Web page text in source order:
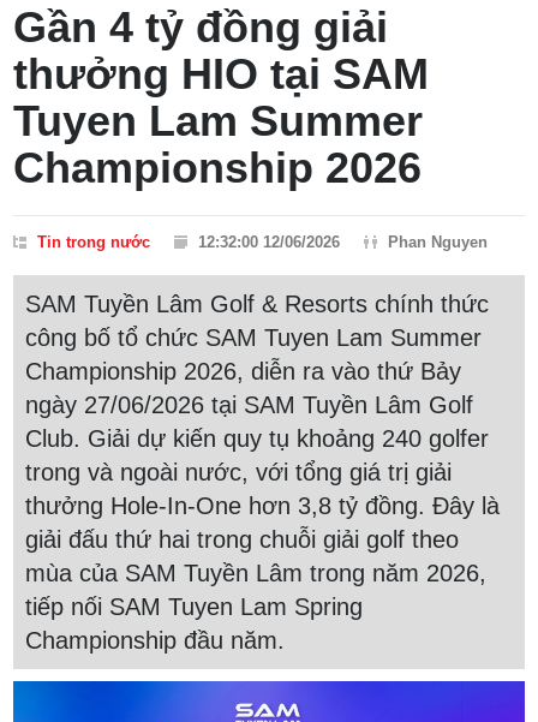
Gần 4 tỷ đồng giải
thưởng HIO tại SAM
Tuyen Lam Summer
Championship 2026
Tin trong nước 12:32:00 12/06/2026 Phan Nguyen
SAM Tuyền Lâm Golf & Resorts chính thức
công bố tổ chức SAM Tuyen Lam Summer
Championship 2026, diễn ra vào thứ Bảy
ngày 27/06/2026 tại SAM Tuyền Lâm Golf
Club. Giải dự kiến quy tụ khoảng 240 golfer
trong và ngoài nước, với tổng giá trị giải
thưởng Hole-In-One hơn 3,8 tỷ đồng. Đây là
giải đấu thứ hai trong chuỗi giải golf theo
mùa của SAM Tuyền Lâm trong năm 2026,
tiếp nối SAM Tuyen Lam Spring
Championship đầu năm.